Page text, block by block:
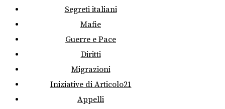
Segreti italiani
Mafie
Guerre e Pace
Diritti
Migrazioni
Iniziative di Articolo21
Appelli